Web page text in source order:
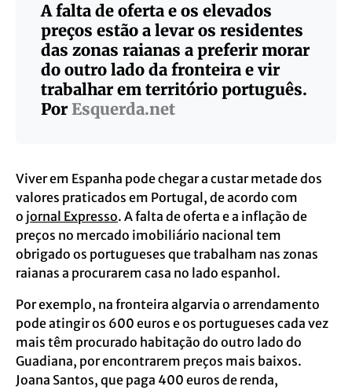
A falta de oferta e os elevados
preços estão a levar os residentes
das zonas raianas a preferir morar
do outro lado da fronteira e vir
trabalhar em território português.
Por Esquerda.net
Viver em Espanha pode chegar a custar metade dos
valores praticados em Portugal, de acordo com
o jornal Expresso. A falta de oferta e a inflação de
preços no mercado imobiliário nacional tem
obrigado os portugueses que trabalham nas zonas
raianas a procurarem casa no lado espanhol.
Por exemplo, na fronteira algarvia o arrendamento
pode atingir os 600 euros e os portugueses cada vez
mais têm procurado habitação do outro lado do
Guadiana, por encontrarem preços mais baixos.
Joana Santos, que paga 400 euros de renda,